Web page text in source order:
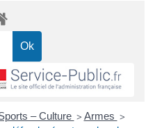
– Culture > Armes >